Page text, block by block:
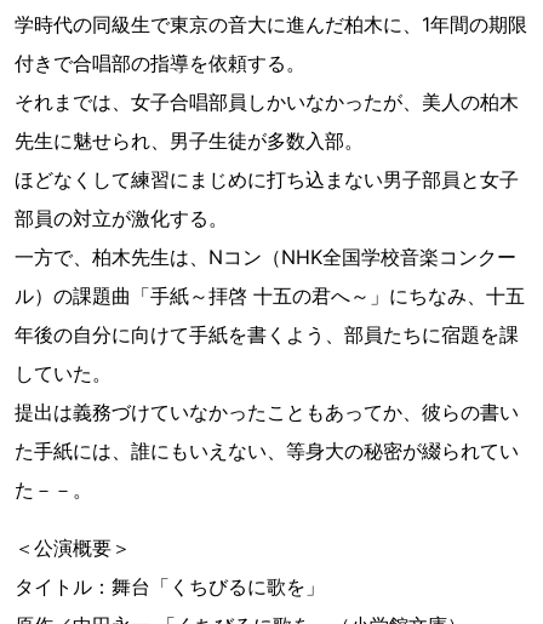
学時代の同級生で東京の音大に進んだ柏木に、1年間の期限
付きで合唱部の指導を依頼する。
それまでは、女子合唱部員しかいなかったが、美人の柏木
先生に魅せられ、男子生徒が多数入部。
ほどなくして練習にまじめに打ち込まない男子部員と女子
部員の対立が激化する。
一方で、柏木先生は、Nコン（NHK全国学校音楽コンクー
ル）の課題曲「手紙～拝啓 十五の君へ～」にちなみ、十五
年後の自分に向けて手紙を書くよう、部員たちに宿題を課
していた。
提出は義務づけていなかったこともあってか、彼らの書い
た手紙には、誰にもいえない、等身大の秘密が綴られてい
た－－。
＜公演概要＞
タイトル：舞台「くちびるに歌を」